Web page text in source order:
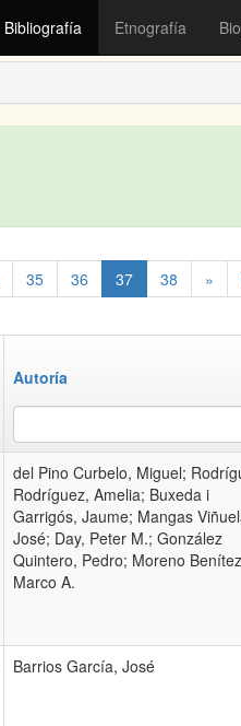
Bibliografía Etnografía
35 36 37 38 »
Autoría
del Pino Curbelo, Miguel;
Rodríguez, Amelia; Buxeda i
Garrigós, Jaume; Mangas
José; Day, Peter M.; González
Quintero, Pedro; Moreno
Marco A.
Barrios García, José